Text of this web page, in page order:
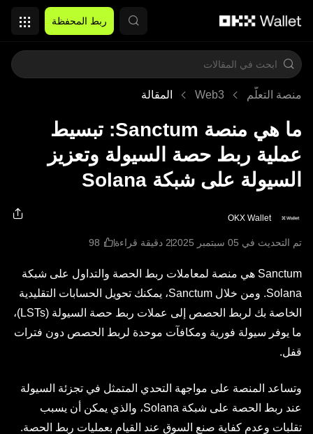
ربط المحفظة
منصة التعلُّم Web3 المقالة
ما هي منصة Sanctum: تبسيط
عملية ربط حصة السيولة وتعزيز
السيولة على شبكة Solana
OKX Wallet
تم التحديث في ‏05 سبتمبر 2025 2 دقيقة قراءة
Sanctum هي منصة لمعاملات ربط الحصة والتداول على شبكة
Solana. ومن خلال Sanctum، يمكنك تحويل الحسابات التقليدية
الخاصة بك لربط الحصص إلى عملات ربط حصة السيولة (LSTs)،
ما يوفر سيولة فورية ومكافآت موحدة لربط الحصص دون فترات
قفل.
وتساعد المنصة على مواجهة التحدي المتمثل في تجزئة السيولة
عند ربط الحصة على شبكة Solana، والذي يمكن أن يسبب
تقلبات وعدم كفاية صنع السوق عند القيام بعمليات ربط الحصة.